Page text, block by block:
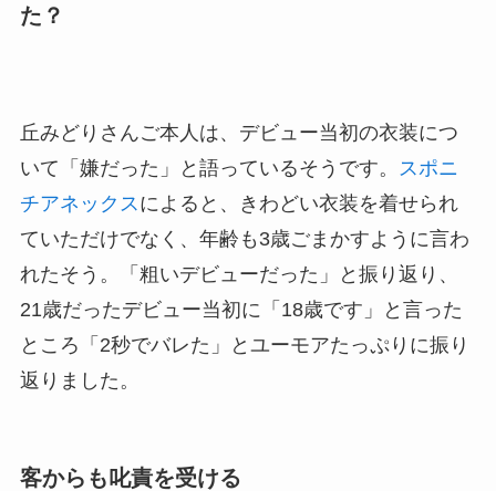
た？
丘みどりさんご本人は、デビュー当初の衣装につ
いて「嫌だった」と語っているそうです。
スポニ
チアネックス によると、きわどい衣装を着せられ
ていただけでなく、年齢も3歳ごまかすように言わ
れたそう。「粗いデビューだった」と振り返り、
21歳だったデビュー当初に「18歳です」と言った
ところ「2秒でバレた」とユーモアたっぷりに振り
返りました。
客からも叱責を受ける